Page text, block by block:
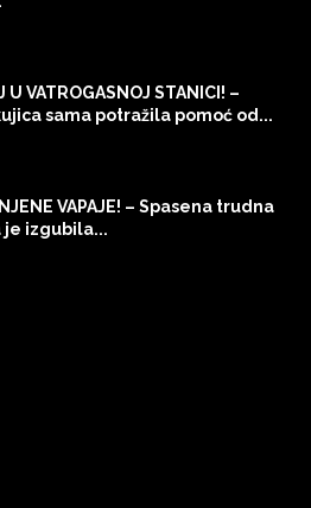
U VATROGASNOJ STANICI! –
sama potražila pomoć od...
VAPAJE! – Spasena trudna
je izgubila...